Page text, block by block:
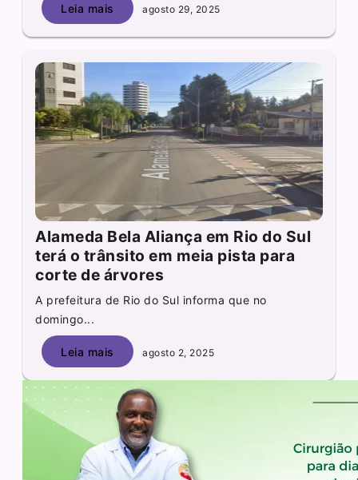
Leia mais agosto 29, 2025
Alameda Bela Aliança em Rio do Sul
terá o trânsito em meia pista para
corte de árvores
A prefeitura de Rio do Sul informa que no
domingo...
Leia mais agosto 2, 2025